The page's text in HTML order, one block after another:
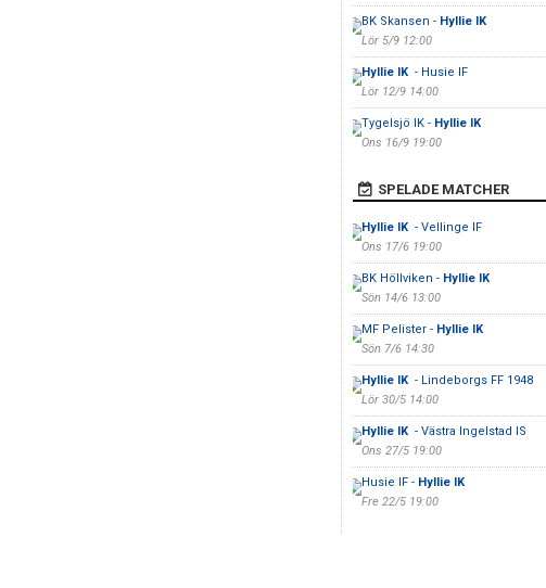
BK Skansen - Hyllie IK
Lör 5/9 12:00
Hyllie IK - Husie IF
Lör 12/9 14:00
Tygelsjö IK - Hyllie IK
Ons 16/9 19:00
SPELADE MATCHER
Hyllie IK - Vellinge IF
Ons 17/6 19:00
BK Höllviken - Hyllie IK
Sön 14/6 13:00
MF Pelister - Hyllie IK
Sön 7/6 14:30
Hyllie IK - Lindeborgs FF 1948
Lör 30/5 14:00
Hyllie IK - Västra Ingelstad IS
Ons 27/5 19:00
Husie IF - Hyllie IK
Fre 22/5 19:00